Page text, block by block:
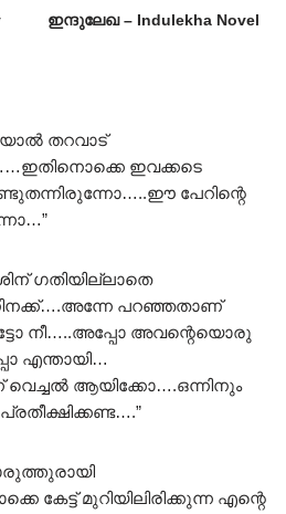
ഇന്ദുലേഖ – Indulekha Novel
തറവാട്
ഇവക്കടെ
പേറിന്റെ
ഗതിയില്ലാതെ
പറഞ്ഞതാണ്
നീ…..അപ്പോ അവന്റെയൊരു
എന്തായി…
ആയിക്കോ….ഒന്നിനും
കേട്ട് മുറിയിലിരിക്കുന്ന എന്റെ